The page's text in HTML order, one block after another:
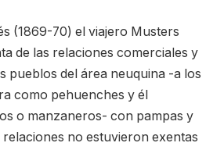
(1869-70) el viajero Musters
de las relaciones comerciales y
pueblos del área neuquina -a los
como pehuenches y él
o manzaneros- con pampas y
no estuvieron exentas